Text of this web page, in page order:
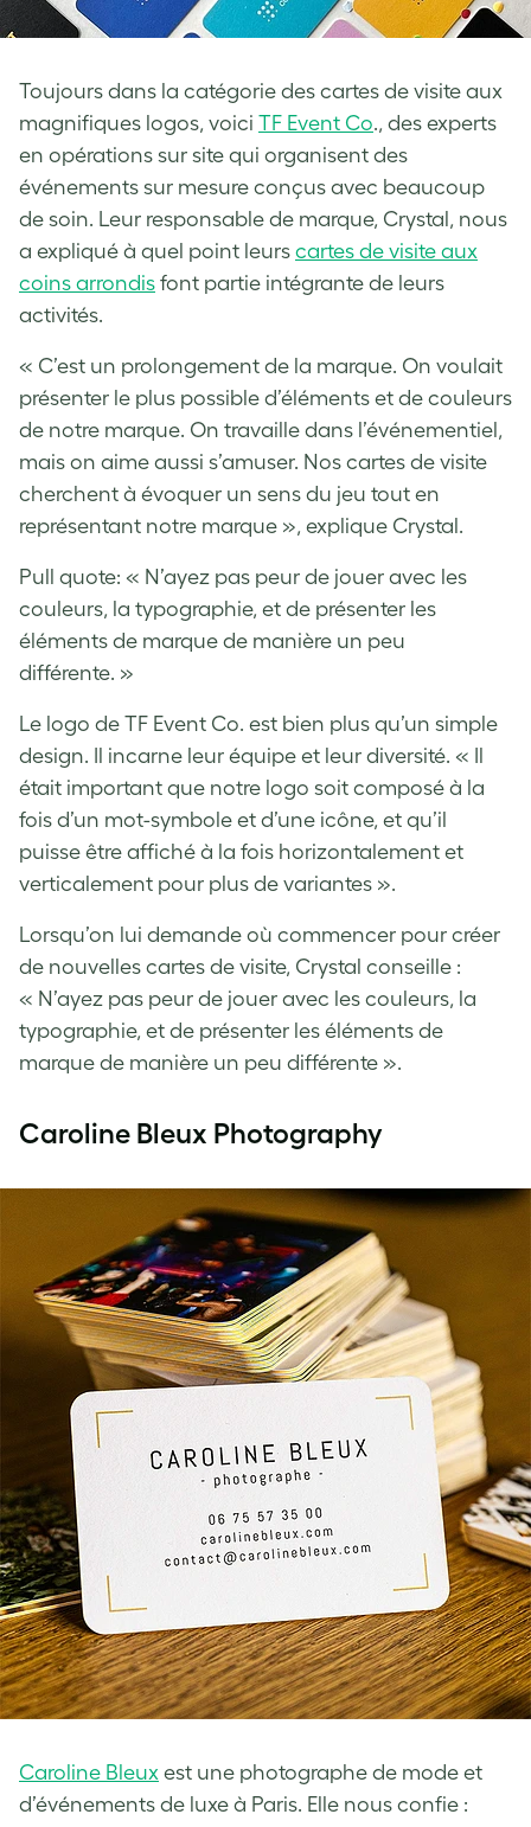
Toujours dans la catégorie des cartes de visite aux
magnifiques logos, voici TF Event Co., des experts
en opérations sur site qui organisent des
événements sur mesure conçus avec beaucoup
de soin. Leur responsable de marque, Crystal, nous
a expliqué à quel point leurs cartes de visite aux
coins arrondis font partie intégrante de leurs
activités.
« C’est un prolongement de la marque. On voulait
présenter le plus possible d’éléments et de couleurs
de notre marque. On travaille dans l’événementiel,
mais on aime aussi s’amuser. Nos cartes de visite
cherchent à évoquer un sens du jeu tout en
représentant notre marque », explique Crystal.
Pull quote: « N’ayez pas peur de jouer avec les
couleurs, la typographie, et de présenter les
éléments de marque de manière un peu
différente. »
Le logo de TF Event Co. est bien plus qu’un simple
design. Il incarne leur équipe et leur diversité. « Il
était important que notre logo soit composé à la
fois d’un mot-symbole et d’une icône, et qu’il
puisse être affiché à la fois horizontalement et
verticalement pour plus de variantes ».
Lorsqu’on lui demande où commencer pour créer
de nouvelles cartes de visite, Crystal conseille :
« N’ayez pas peur de jouer avec les couleurs, la
typographie, et de présenter les éléments de
marque de manière un peu différente ».
Caroline Bleux Photography
Caroline Bleux est une photographe de mode et
d’événements de luxe à Paris. Elle nous confie :